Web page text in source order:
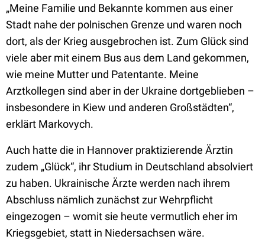
„Meine Familie und Bekannte kommen aus einer
Stadt nahe der polnischen Grenze und waren noch
dort, als der Krieg ausgebrochen ist. Zum Glück sind
viele aber mit einem Bus aus dem Land gekommen,
wie meine Mutter und Patentante. Meine
Arztkollegen sind aber in der Ukraine dortgeblieben –
insbesondere in Kiew und anderen Großstädten“,
erklärt Markovych.
Auch hatte die in Hannover praktizierende Ärztin
zudem „Glück“, ihr Studium in Deutschland absolviert
zu haben. Ukrainische Ärzte werden nach ihrem
Abschluss nämlich zunächst zur Wehrpflicht
eingezogen – womit sie heute vermutlich eher im
Kriegsgebiet, statt in Niedersachsen wäre.